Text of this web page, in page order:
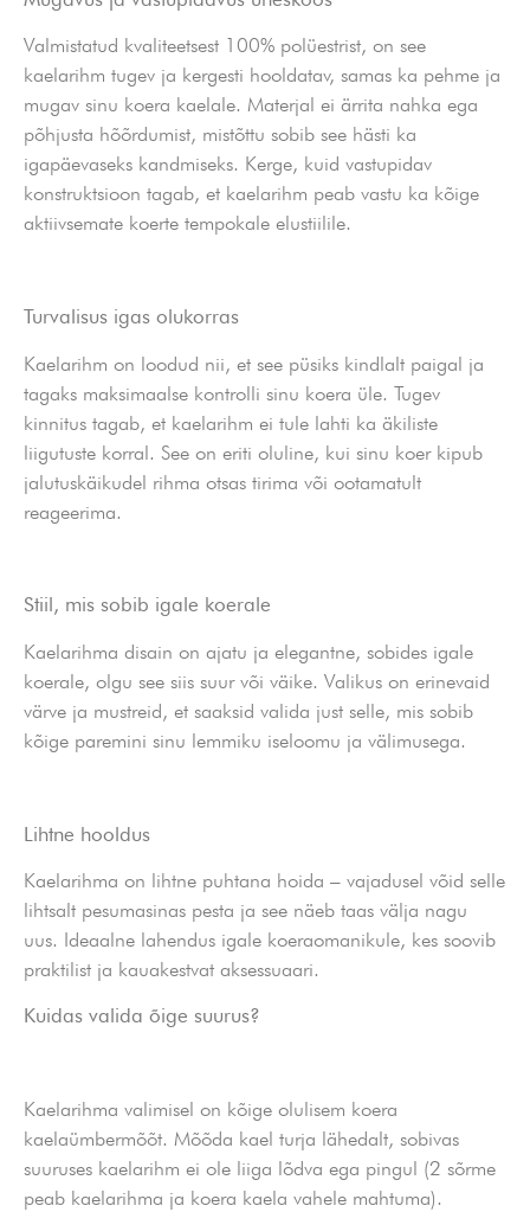
Valmistatud kvaliteetsest 100% polüestrist, on see
kaelarihm tugev ja kergesti hooldatav, samas ka pehme ja
mugav sinu koera kaelale. Materjal ei ärrita nahka ega
põhjusta hõõrdumist, mistõttu sobib see hästi ka
igapäevaseks kandmiseks. Kerge, kuid vastupidav
konstruktsioon tagab, et kaelarihm peab vastu ka kõige
aktiivsemate koerte tempokale elustiilile.
Turvalisus igas olukorras
Kaelarihm on loodud nii, et see püsiks kindlalt paigal ja
tagaks maksimaalse kontrolli sinu koera üle. Tugev
kinnitus tagab, et kaelarihm ei tule lahti ka äkiliste
liigutuste korral. See on eriti oluline, kui sinu koer kipub
jalutuskäikudel rihma otsas tirima või ootamatult
reageerima.
Stiil, mis sobib igale koerale
Kaelarihma disain on ajatu ja elegantne, sobides igale
koerale, olgu see siis suur või väike. Valikus on erinevaid
värve ja mustreid, et saaksid valida just selle, mis sobib
kõige paremini sinu lemmiku iseloomu ja välimusega.
Lihtne hooldus
Kaelarihma on lihtne puhtana hoida – vajadusel võid selle
lihtsalt pesumasinas pesta ja see näeb taas välja nagu
uus. Ideaalne lahendus igale koeraomanikule, kes soovib
praktilist ja kauakestvat aksessuaari.
Kuidas valida õige suurus?
Kaelarihma valimisel on kõige olulisem koera
kaelaümbermõõt. Mõõda kael turja lähedalt, sobivas
suuruses kaelarihm ei ole liiga lõdva ega pingul (2 sõrme
peab kaelarihma ja koera kaela vahele mahtuma).